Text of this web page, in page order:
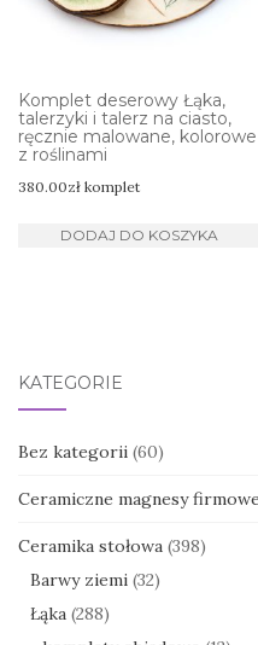
Komplet deserowy Łąka,
talerzyki i talerz na ciasto,
ręcznie malowane, kolorowe
z roślinami
380.00zł komplet
DODAJ DO KOSZYKA
KATEGORIE
Bez kategorii (60)
Ceramiczne magnesy firmowe
Ceramika stołowa (398)
Barwy ziemi (32)
Łąka (288)